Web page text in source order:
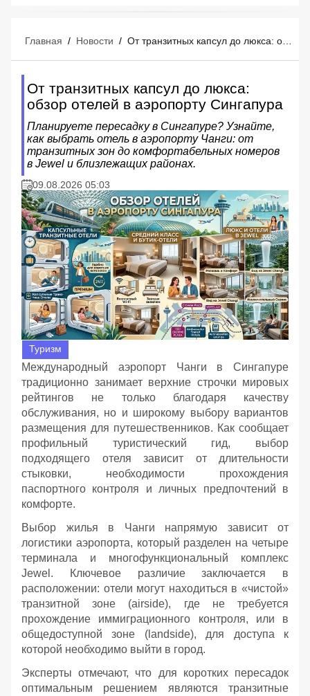
Главная / Новости / От транзитных капсул до люкса: обзор отелей в аэропорту Сингапура
От транзитных капсул до люкса:
обзор отелей в аэропорту Сингапура
Планируете пересадку в Сингапуре? Узнайте,
как выбрать отель в аэропорту Чанги: от
транзитных зон до комфортабельных номеров
в Jewel и близлежащих районах.
09.08.2026 05:03
Туризм
Международный аэропорт Чанги в Сингапуре
традиционно занимает верхние строчки мировых
рейтингов не только благодаря качеству
обслуживания, но и широкому выбору вариантов
размещения для путешественников. Как сообщает
профильный туристический гид, выбор
подходящего отеля зависит от длительности
стыковки, необходимости прохождения
паспортного контроля и личных предпочтений в
комфорте.
Выбор жилья в Чанги напрямую зависит от
логистики аэропорта, который разделен на четыре
терминала и многофункциональный комплекс
Jewel. Ключевое различие заключается в
расположении: отели могут находиться в «чистой»
транзитной зоне (airside), где не требуется
прохождение иммиграционного контроля, или в
общедоступной зоне (landside), для доступа к
которой необходимо выйти в город.
Эксперты отмечают, что для коротких пересадок
оптимальным решением являются транзитные